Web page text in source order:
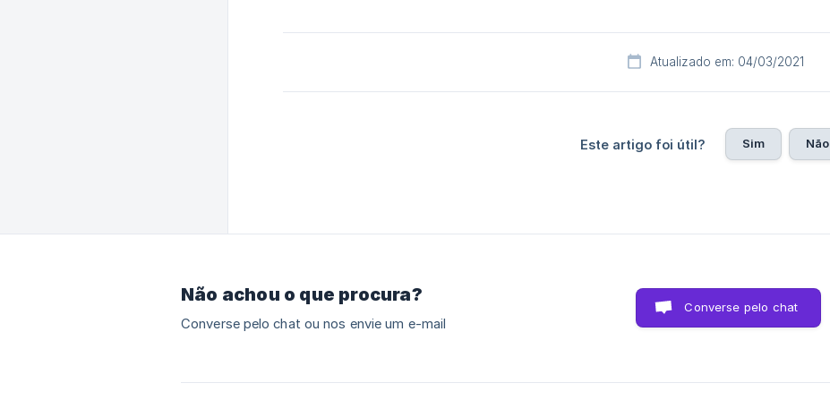
Atualizado em: 04/03/2021
Este artigo foi útil? Sim Não
Não achou o que procura?
Converse pelo chat ou nos envie um e-mail
Converse pelo chat